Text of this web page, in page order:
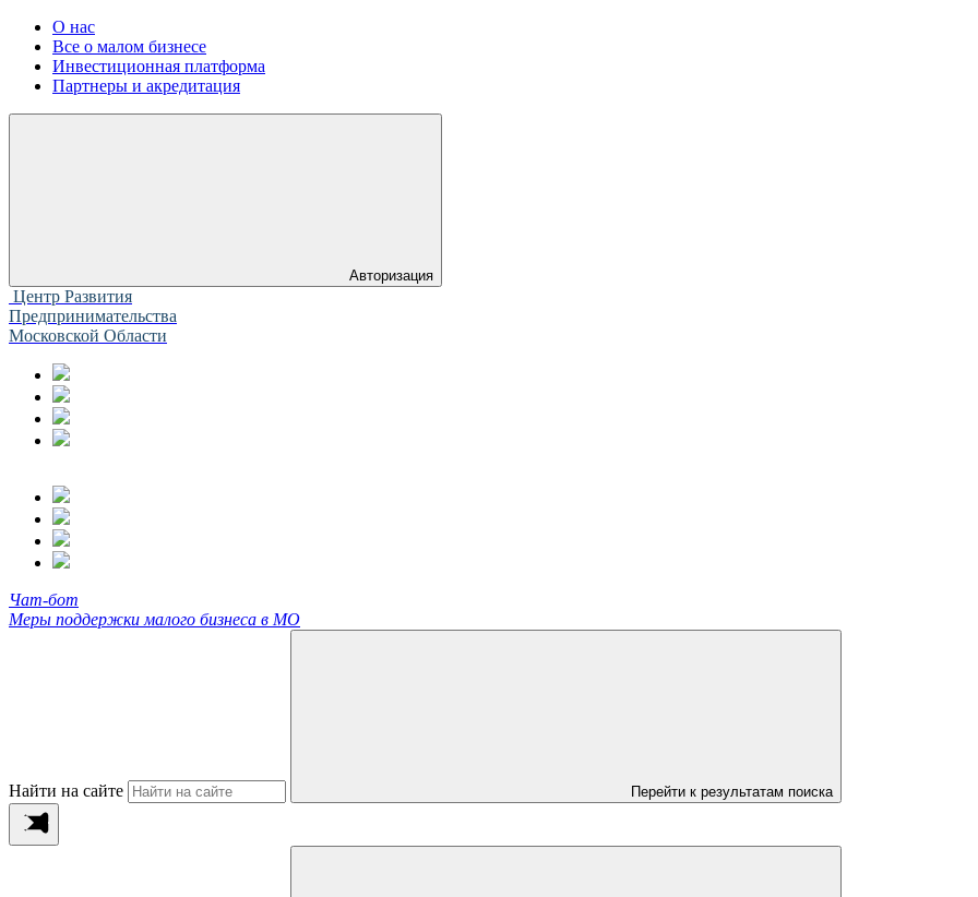
О нас
Все о малом бизнесе
Инвестиционная платформа
Партнеры и акредитация
Авторизация
Центр Развития
Предпринимательства
Московской Области
Чат-бот
Меры поддержки малого бизнеса в МО
Найти на сайте Перейти к результатам поиска